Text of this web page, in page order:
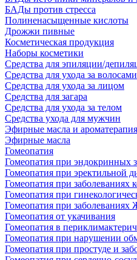
БАДы против стресса
Полиненасыщенные кислоты
Дрожжи пивные
Косметическая продукция
Наборы косметики
Средства для эпиляции/
Средства для ухода за волосами
Средства для ухода за лицом
Средства для загара
Средства для ухода за телом
Средства ухода для мужчин
Эфирные масла и ароматерапия
Эфирные масла
Гомеопатия
Гомеопатия при эндокринных
Гомеопатия при эректильной
Гомеопатия при заболеваниях
Гомеопатия при
Гомеопатия при
Гомеопатия от укачивания
Гомеопатия в
Гомеопатия при нарушении
Гомеопатия при простуде и